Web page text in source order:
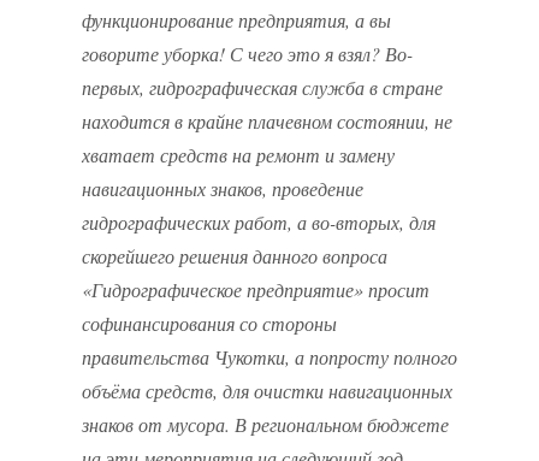
функционирование предприятия, а вы
говорите уборка! С чего это я взял? Во-
первых, гидрографическая служба в стране
находится в крайне плачевном состоянии, не
хватает средств на ремонт и замену
навигационных знаков, проведение
гидрографических работ, а во-вторых, для
скорейшего решения данного вопроса
«Гидрографическое предприятие» просит
софинансирования со стороны
правительства Чукотки, а попросту полного
объёма средств, для очистки навигационных
знаков от мусора. В региональном бюджете